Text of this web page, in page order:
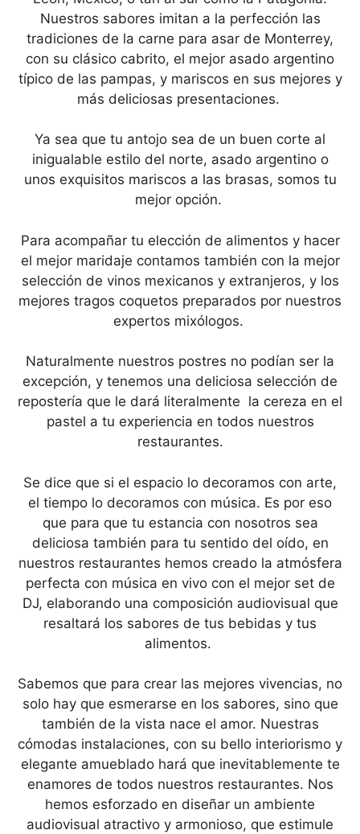
Nuestros sabores imitan a la perfección las
tradiciones de la carne para asar de Monterrey,
con su clásico cabrito, el mejor asado argentino
típico de las pampas, y mariscos en sus mejores y
más deliciosas presentaciones.
Ya sea que tu antojo sea de un buen corte al
inigualable estilo del norte, asado argentino o
unos exquisitos mariscos a las brasas, somos tu
mejor opción.
Para acompañar tu elección de alimentos y hacer
el mejor maridaje contamos también con la mejor
selección de vinos mexicanos y extranjeros, y los
mejores tragos coquetos preparados por nuestros
expertos mixólogos.
Naturalmente nuestros postres no podían ser la
excepción, y tenemos una deliciosa selección de
repostería que le dará literalmente la cereza en el
pastel a tu experiencia en todos nuestros
restaurantes.
Se dice que si el espacio lo decoramos con arte,
el tiempo lo decoramos con música. Es por eso
que para que tu estancia con nosotros sea
deliciosa también para tu sentido del oído, en
nuestros restaurantes hemos creado la atmósfera
perfecta con música en vivo con el mejor set de
DJ, elaborando una composición audiovisual que
resaltará los sabores de tus bebidas y tus
alimentos.
Sabemos que para crear las mejores vivencias, no
solo hay que esmerarse en los sabores, sino que
también de la vista nace el amor. Nuestras
cómodas instalaciones, con su bello interiorismo y
elegante amueblado hará que inevitablemente te
enamores de todos nuestros restaurantes. Nos
hemos esforzado en diseñar un ambiente
audiovisual atractivo y armonioso, que estimule